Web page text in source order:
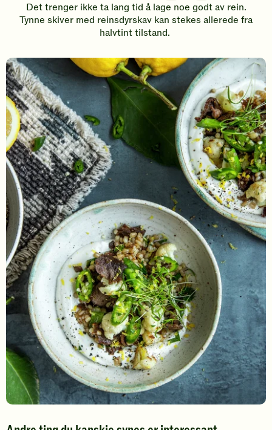
Det trenger ikke ta lang tid å lage noe godt av rein.
Tynne skiver med reinsdyrskav kan stekes allerede fra
halvtint tilstand.